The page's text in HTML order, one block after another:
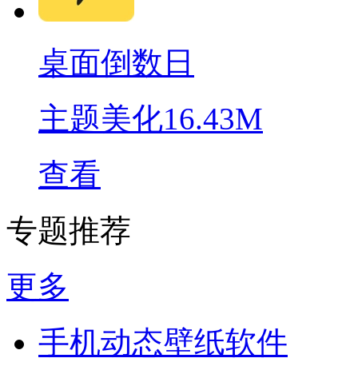
桌面倒数日
主题美化16.43M
查看
专题推荐
更多
手机动态壁纸软件